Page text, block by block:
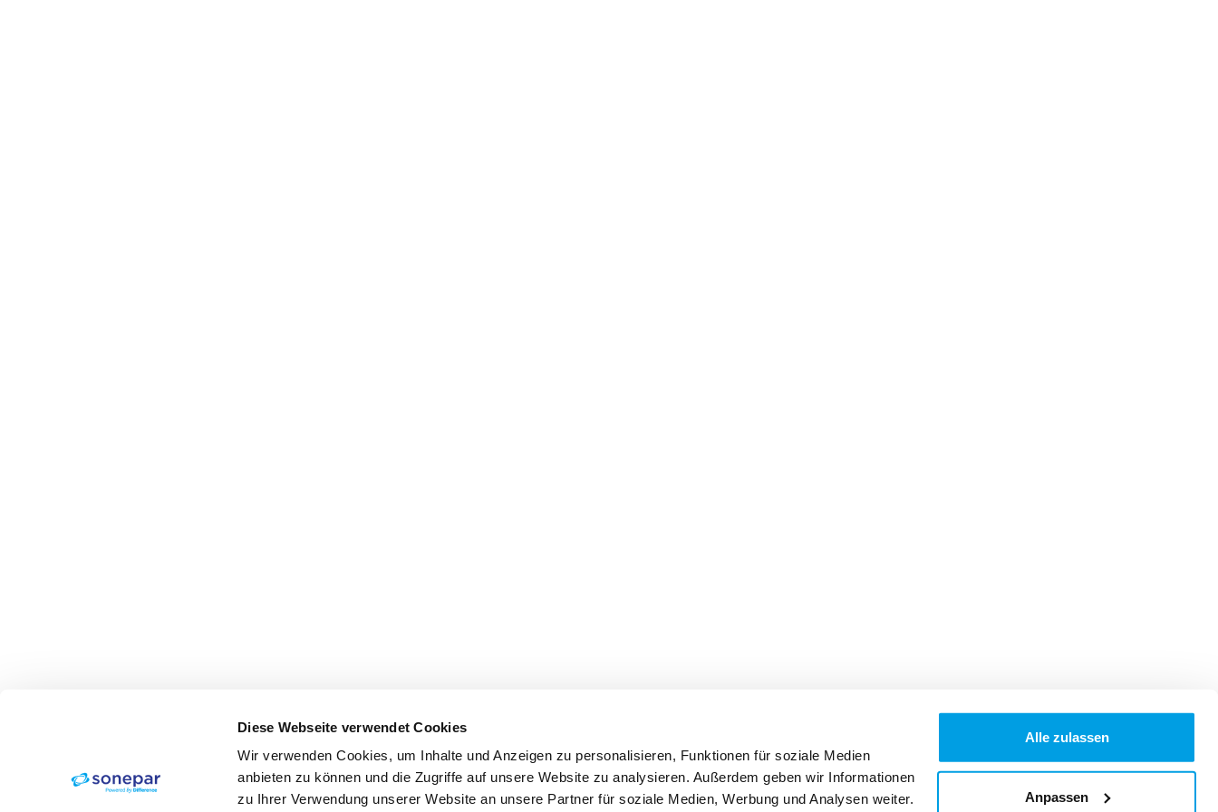
Diese Webseite verwendet Cookies
Wir verwenden Cookies, um Inhalte und Anzeigen zu personalisieren, Funktionen für soziale Medien
anbieten zu können und die Zugriffe auf unsere Website zu analysieren. Außerdem geben wir Informationen
zu Ihrer Verwendung unserer Website an unsere Partner für soziale Medien, Werbung und Analysen weiter.
Alle zulassen
Anpassen